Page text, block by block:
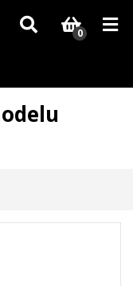
které nejsou skladem,
0